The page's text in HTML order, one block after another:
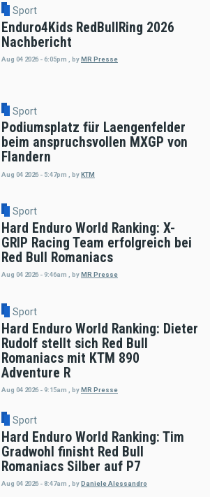
Sport
Enduro4Kids RedBullRing 2026
Nachbericht
Aug 04 2026 - 6:05pm byMR Presse
Sport
Podiumsplatz für Laengenfelder
beim anspruchsvollen MXGP von
Flandern
Aug 04 2026 - 5:47pm byKTM
Sport
Hard Enduro World Ranking: X-
GRIP Racing Team erfolgreich bei
Red Bull Romaniacs
Aug 04 2026 - 9:46am , by MR Presse
Sport
Hard Enduro World Ranking: Dieter
Rudolf stellt sich Red Bull
Romaniacs mit KTM 890
Adventure R
Aug 04 2026 - 9:15am byMR Presse
Sport
Hard Enduro World Ranking: Tim
Gradwohl finisht Red Bull
Romaniacs Silber auf P7
Aug 04 2026 - 8:47am byDaniele Alessandro